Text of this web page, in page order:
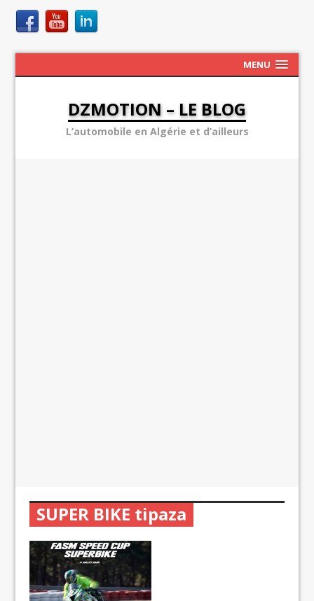
MENU
DZMOTION – LE BLOG
L’automobile en Algérie et d’ailleurs
SUPER BIKE tipaza